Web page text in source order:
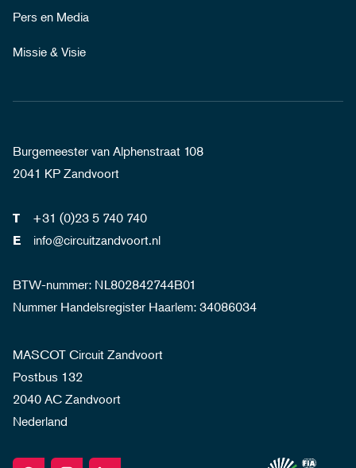
Pers en Media
Missie & Visie
Burgemeester van Alphenstraat 108
2041 KP Zandvoort
T +31 (0)23 5 740 740
E info@circuitzandvoort.nl
BTW-nummer: NL802842744B01
Nummer Handelsregister Haarlem: 34086034
MASCOT Circuit Zandvoort
Postbus 132
2040 AC Zandvoort
Nederland